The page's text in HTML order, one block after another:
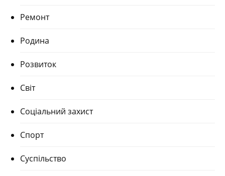
Ремонт
Родина
Розвиток
Світ
Соціальний захист
Спорт
Суспільство